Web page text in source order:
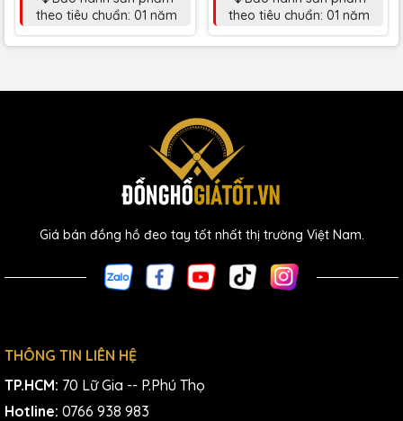
theo tiêu chuẩn: 01 năm
theo tiêu chuẩn: 01 năm
Giá bán đồng hồ đeo tay tốt nhất thị trường Việt Nam.
THÔNG TIN LIÊN HỆ
TP.HCM: 70 Lữ Gia -- P.Phú Thọ
Hotline: 0766 938 983